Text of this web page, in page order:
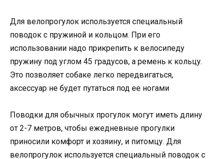
Для велопрогулок используется специальный
поводок с пружиной и кольцом. При его
использовании надо прикрепить к велосипеду
пружину под углом 45 градусов, а ремень к кольцу.
Это позволяет собаке легко передвигаться,
аксессуар не будет путаться под ее ногами
Поводки для обычных прогулок могут иметь длину
от 2-7 метров, чтобы ежедневные прогулки
приносили комфорт и хозяину, и питомцу. Для
велопрогулок используется специальный поводок с